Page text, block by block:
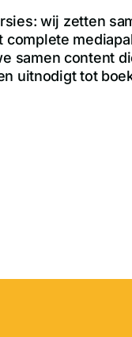
wij zetten
complete
samen content
uitnodigt tot